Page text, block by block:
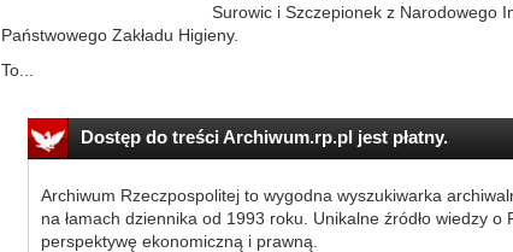
Surowic i Szczepionek z Narodowego
Państwowego Zakładu Higieny.
To...
Dostęp do treści Archiwum.rp.pl jest płatny.
Archiwum Rzeczpospolitej to wygodna wyszukiwarka
na łamach dziennika od 1993 roku. Unikalne źródło wiedzy
perspektywę ekonomiczną i prawną.